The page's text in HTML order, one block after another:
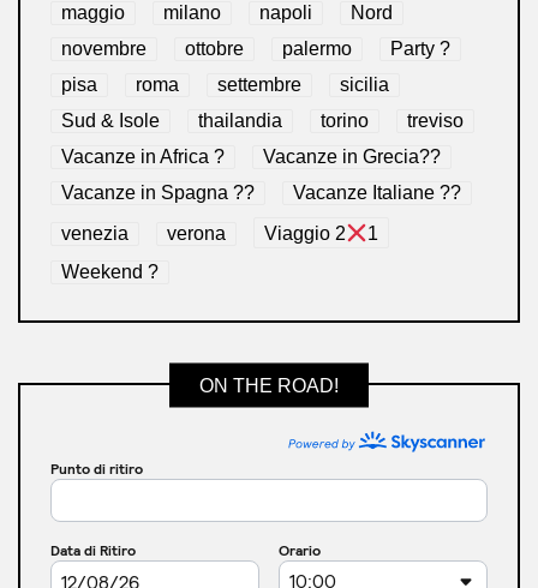
maggio
milano napoli
Nord
novembre
ottobre palermo
Party ?
pisa
roma settembre
sicilia
Sud & Isole
thailandia torino
treviso
Vacanze in Africa ?
Vacanze in Grecia??
Vacanze in Spagna ??
Vacanze Italiane ??
venezia verona Viaggio 2
1
Weekend ?
ON THE ROAD!